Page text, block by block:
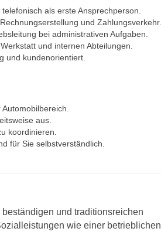
als erste Ansprechperson.
und Zahlungsverkehr.
bei administrativen Aufgaben.
und internen Abteilungen.
und kundenorientiert.
aus.
koordinieren.
für Sie selbstverständlich.
und traditionsreichen
wie einer betrieblichen